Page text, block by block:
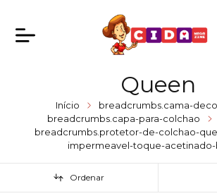
Queen
Início
breadcrumbs.cama-
breadcrumbs.capa-para-colchao
breadcrumbs.protetor-de-colchao-
impermeavel-toque-acetinado-
Ordenar